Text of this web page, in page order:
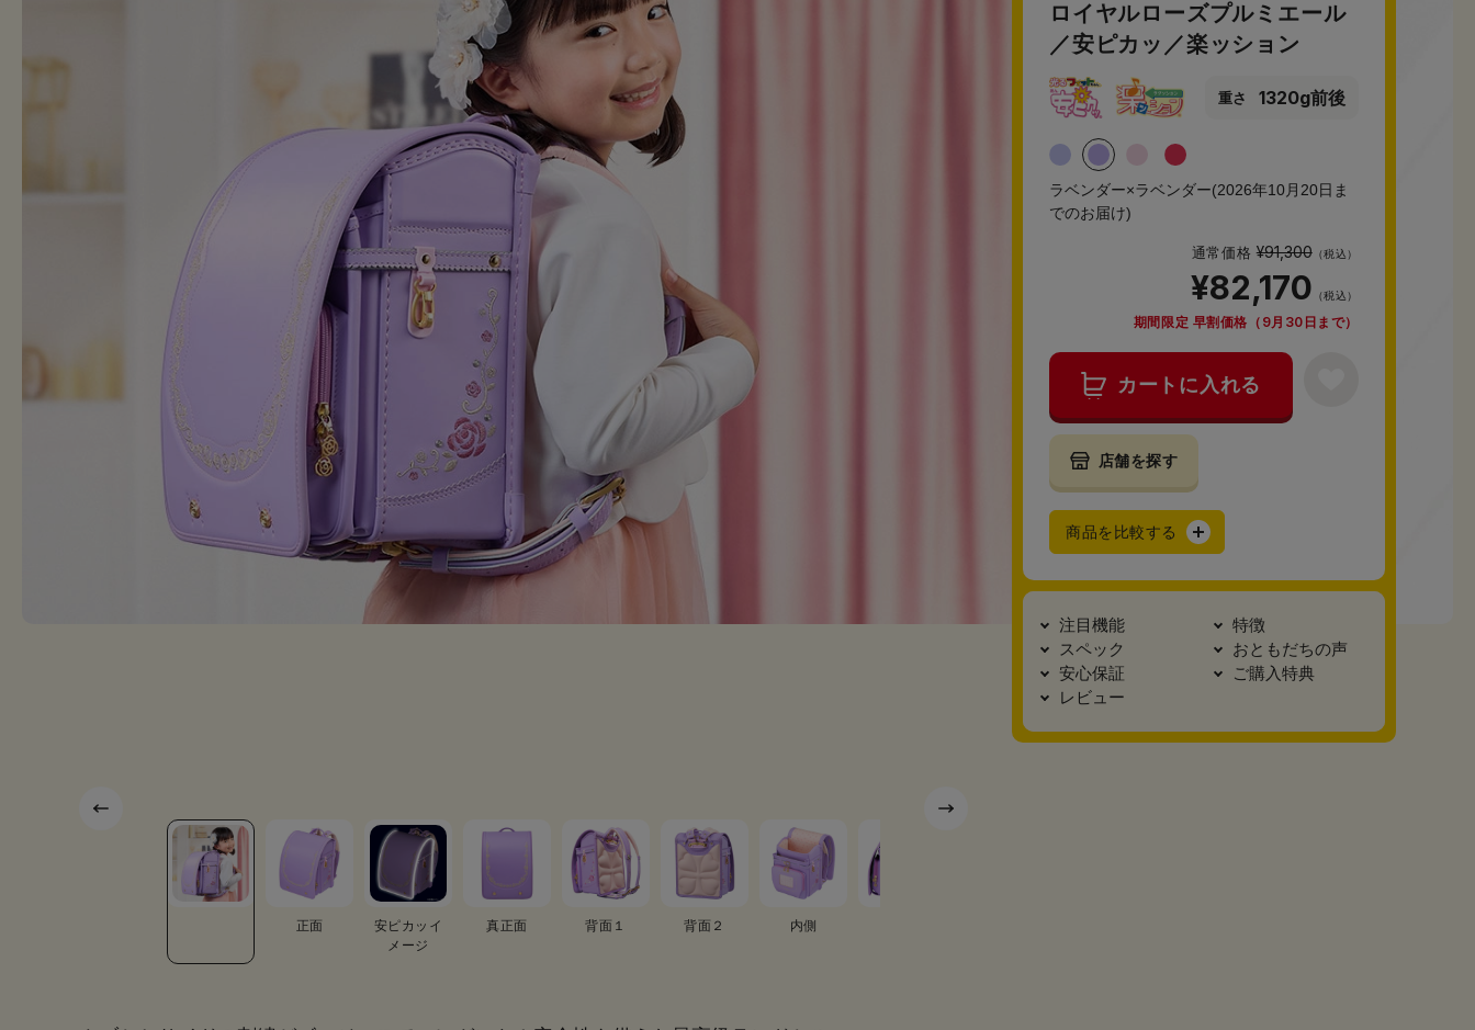
正面
安ピカッイ
メージ
真正面 背面１ 背面２ 内側
ロイヤルローズプルミエール
／安ピカッ／楽ッション
重さ 1320g前後
ラベンダー×ラベンダー(2026年10月20日ま
でのお届け)
通常価格¥91,300（税込）
¥82,170 （税込）
期間限定 早割価格（9月30日まで）
カートに入れる
店舗を探す
商品を比較する
注目機能
特徴
スペック
おともだちの声
安心保証
ご購入特典
レビュー